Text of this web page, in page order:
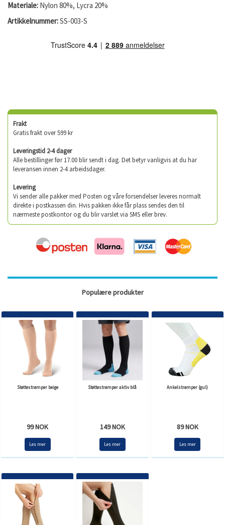
Materiale: Nylon 80%, Lycra 20%
Artikkelnummer:SS-003-S
Frakt
Gratis frakt over 599 kr
Leveringstid 2-4 dager
Alle bestillinger før 17.00 blir sendt i dag. Det betyr vanligvis at du har
leveransen innen 2-4 arbeidsdager.
Levering
Vi sender alle pakker med Posten og våre forsendelser leveres normalt
direkte i postkassen din. Hvis pakken ikke får plass sendes den til
nærmeste postkontor og du blir varslet via SMS eller brev.
Populære produkter
Støttestrømper beige
99 NOK
Les mer
Støttestrømper aktiv blå
149 NOK
Les mer
Ankelstrømper (gul)
89 NOK
Les mer